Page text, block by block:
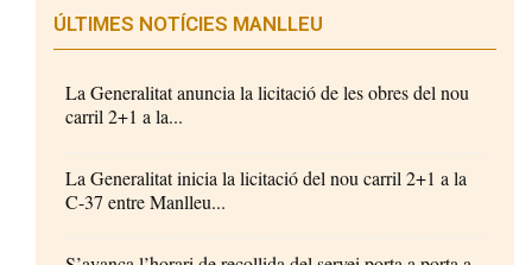
ÚLTIMES NOTÍCIES MANLLEU
La Generalitat anuncia la licitació de les obres del nou
carril 2+1 a la...
La Generalitat inicia la licitació del nou carril 2+1 a la
C-37 entre Manlleu...